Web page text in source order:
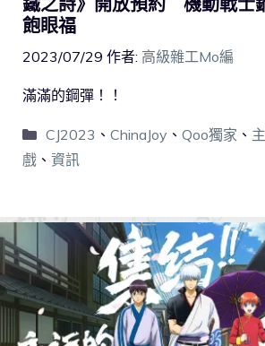
飽眼福
2023/07/29 作者: 高級雜工Mo編
滿滿的鋼彈！！
CJ2023 、 ChinaJoy 、 Qoo獨家 、
戲 、 資訊